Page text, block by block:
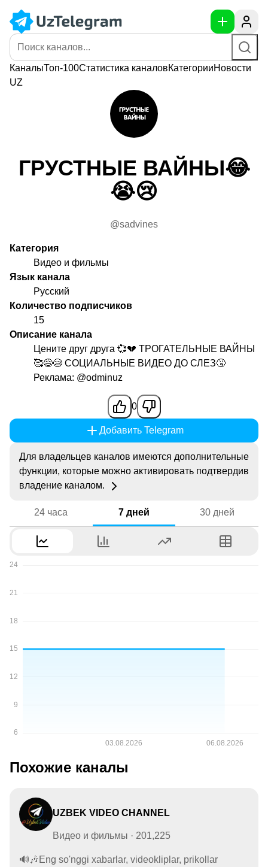
КаналыТоп-100Статистика каналовКатегорииНовости
UZ
ГРУСТНЫЕ ВАЙНЫ😂
😭😢
@sadvines
Категория
Видео и фильмы
Язык канала
Русский
Количество подписчиков
15
Описание канала
Цените друг друга 💞💔 ТРОГАТЕЛЬНЫЕ ВАЙНЫ
🥰😅😪 СОЦИАЛЬНЫЕ ВИДЕО ДО СЛЕЗ🤧
Реклама: @odminuz
0
Добавить Telegram
Для владельцев каналов имеются дополнительные
функции, которые можно активировать подтвердив
владение каналом.
24 часа 7 дней 30 дней
Похожие каналы
UZBEK VIDEO CHANNEL
Видео и фильмы · 201,225
🔊🎶Eng so'nggi xabarlar, videokliplar, prikollar